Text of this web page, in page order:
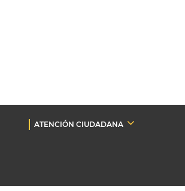
ATENCIÓN CIUDADANA